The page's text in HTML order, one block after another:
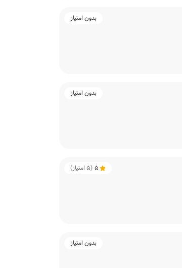
بدون امتیاز
بدون امتیاز
5
(
5 امتیاز)
بدون امتیاز